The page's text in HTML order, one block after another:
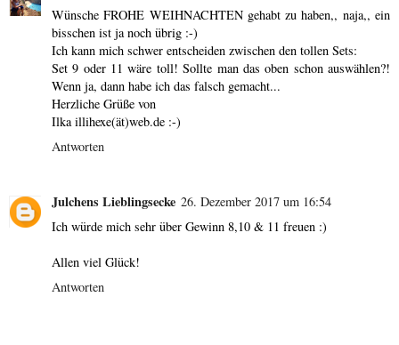
Wünsche FROHE WEIHNACHTEN gehabt zu haben,, naja,, ein
bisschen ist ja noch übrig :-)
Ich kann mich schwer entscheiden zwischen den tollen Sets:
Set 9 oder 11 wäre toll! Sollte man das oben schon auswählen?!
Wenn ja, dann habe ich das falsch gemacht...
Herzliche Grüße von
Ilka illihexe(ät)web.de :-)
Antworten
Julchens Lieblingsecke 26. Dezember 2017 um 16:54
Ich würde mich sehr über Gewinn 8,10 & 11 freuen :)
Allen viel Glück!
Antworten